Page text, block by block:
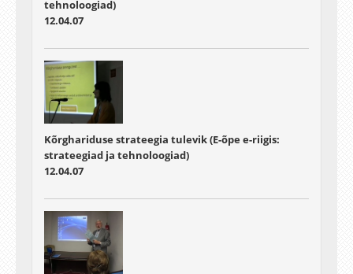
tehnoloogiad)
12.04.07
Kõrghariduse strateegia tulevik (E-õpe e-riigis:
strateegiad ja tehnoloogiad)
12.04.07